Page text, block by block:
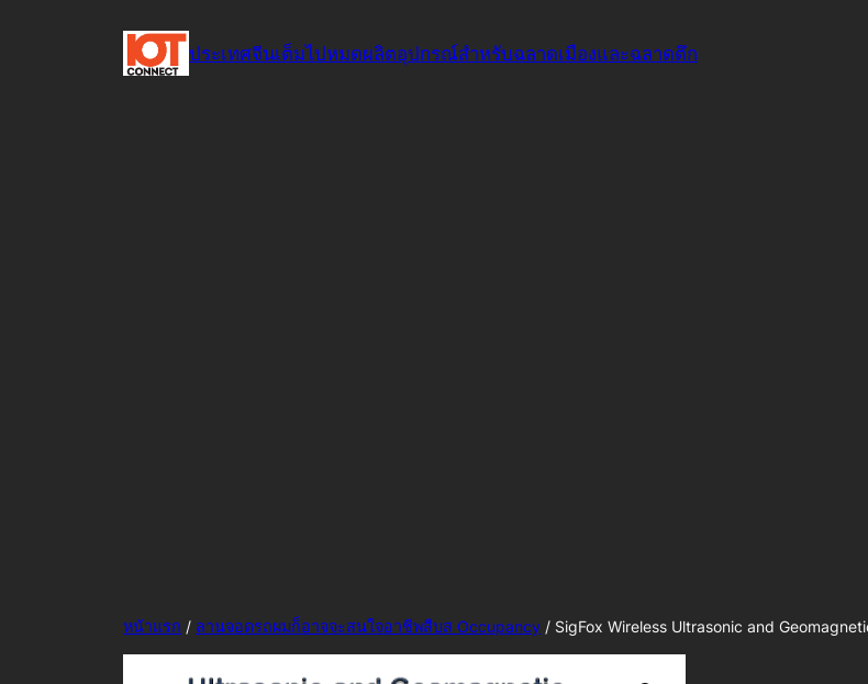
ประเทศจีนเต็มไปหมดผลิตอุปกรณ์สำหรับฉลาดเมืองและฉลาดตึก
หน้าแรก / ลานจอดรถผมก็อาจจะสนใจอาชีพสืบส Occupancy / SigFox Wireless Ultrasonic and